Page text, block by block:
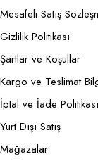
Mesafeli Satış
Gizlilik Politikası
Şartlar ve Koşullar
Kargo ve Teslimat
İptal ve İade Politikası
Yurt Dışı Satış
Mağazalar